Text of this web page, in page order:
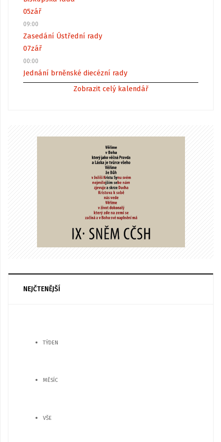
05zář
09:00
Zasedání Ústřední rady
07zář
00:00
Jednání brněnské diecézní rady
Zobrazit celý kalendář
NEJČTENĚJŠÍ
TÝDEN
MĚSÍC
VŠE